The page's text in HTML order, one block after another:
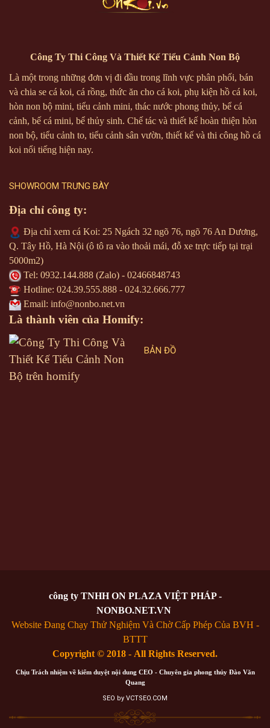
Công Ty Thi Công Và Thiết Kế Tiểu Cảnh Non Bộ
Là một trong những đơn vị đi đầu trong lĩnh vực phân phối, bán
và chia se cá koi, cá rồng, thức ăn cho cá koi, phụ kiện hồ cá koi,
hòn non bộ mini, tiểu cảnh mini, thác nước phong thủy, bể cá
cảnh, bế cá mini, bể thủy sinh. Chế tác và thiết kế hoàn thiện hòn
non bộ, tiểu cảnh to, tiểu cảnh sân vườn, thiết kế và thi công hồ cá
koi nổi tiếng hiện nay.
SHOWROOM TRƯNG BÀY
Địa chỉ công ty:
Địa chỉ xem cá Koi: 25 Ngách 32 ngõ 76, ngõ 76 An Dương,
Q. Tây Hồ, Hà Nội (ô tô ra vào thoải mái, đỗ xe trực tiếp tại trại
5000m2)
Tel: 0932.144.888 (Zalo) - 02466848743
Hotline: 024.39.555.888 - 024.32.666.777
Email: info@nonbo.net.vn
Là thành viên của Homify:
BẢN ĐỒ
công ty TNHH ON PLAZA VIỆT PHÁP -
NONBO.NET.VN
Website Đang Chạy Thử Nghiệm Và Chờ Cấp Phép Của BVH -
BTTT
Copyright © 2018 - All Rights Reserved.
Chịu Trách nhiệm về kiểm duyệt nội dung CEO - Chuyên gia phong thủy Đào Văn
Quang
SEO by VCTSEO.COM